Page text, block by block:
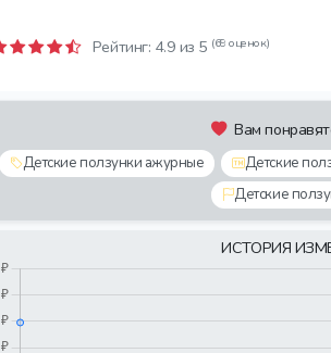
Рейтинг: 4.9 из 5 (69 оценок)
Вам
Детские ползунки ажурные Детские
Детские
ИСТОРИЯ